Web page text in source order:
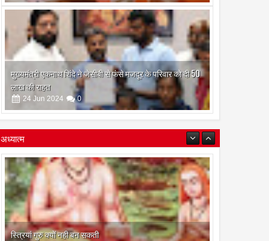
मुख्यमंत्री एकनाथ शिंदे ने जेसीबी से फंसे मजदूर के परिवार को दी 50
लाख की राहत
24 Jun 2024 0
अध्यात्म
इस अमावस के दिन किया गया दान और पुजा पाठ होगा और भी
फलदायी